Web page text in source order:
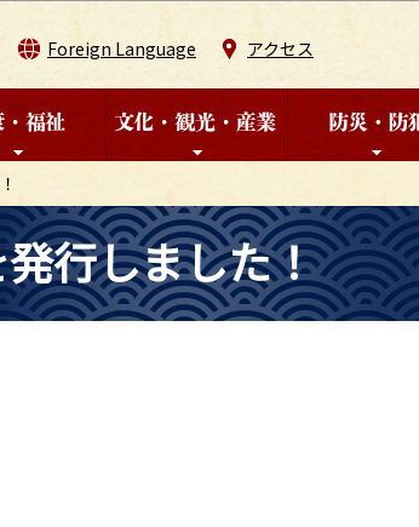
Foreign Language アクセス
行しました！